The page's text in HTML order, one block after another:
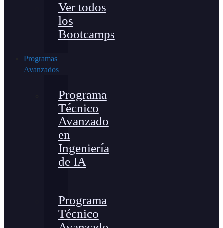
Ver todos
los
Bootcamps
Programas
Avanzados
Programa
Técnico
Avanzado
en
Ingeniería
de IA
Programa
Técnico